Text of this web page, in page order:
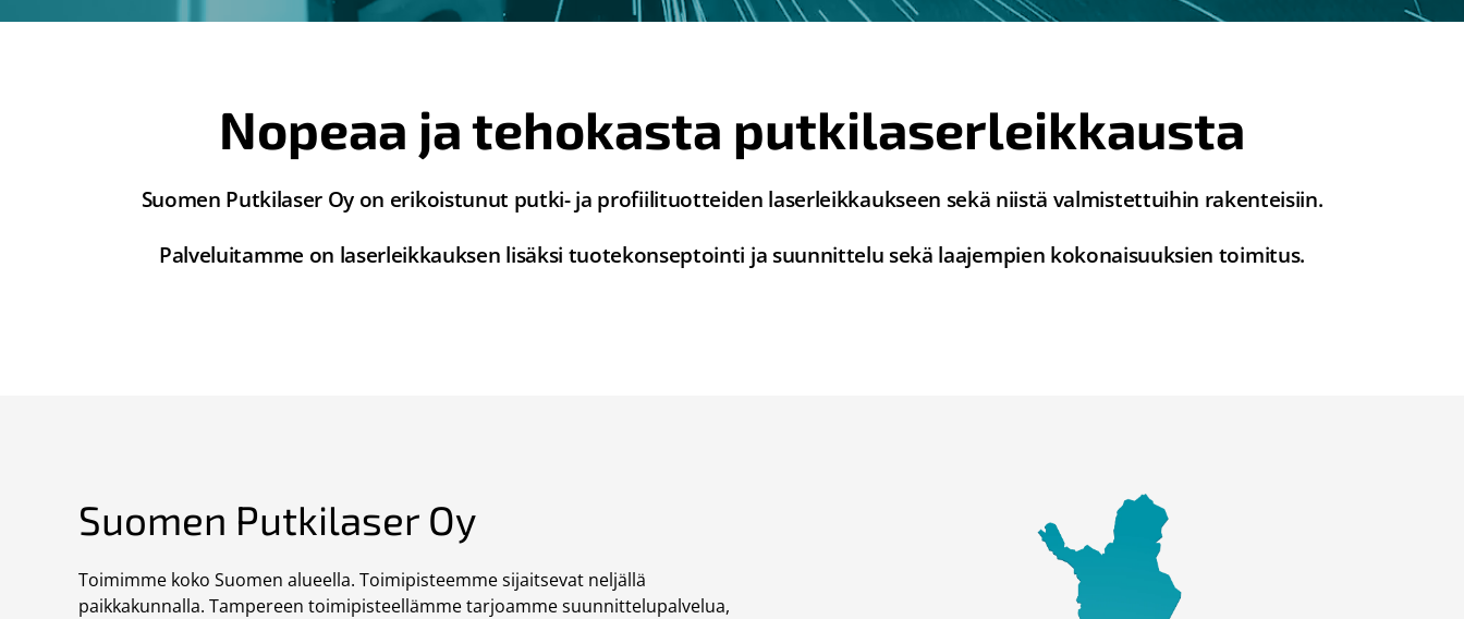
Nopeaa ja tehokasta putkilaserleikkausta
Suomen Putkilaser Oy on erikoistunut putki- ja profiilituotteiden laserleikkaukseen sekä niistä valmistettuihin rakenteisiin.
Palveluitamme on laserleikkauksen lisäksi tuotekonseptointi ja suunnittelu sekä laajempien kokonaisuuksien toimitus.
Suomen Putkilaser Oy
Toimimme koko Suomen alueella. Toimipisteemme sijaitsevat neljällä
paikkakunnalla. Tampereen toimipisteellämme tarjoamme suunnittelupalvelua,